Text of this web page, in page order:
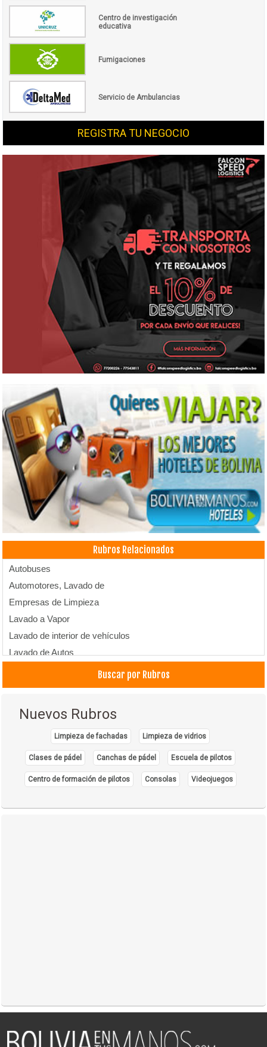
Centro de investigación
educativa
Fumigaciones
Servicio de Ambulancias
REGISTRA TU NEGOCIO
Rubros Relacionados
Autobuses
Automotores, Lavado de
Empresas de Limpieza
Lavado a Vapor
Lavado de interior de vehículos
Lavado de Autos
Pintura para AutomotoresBuscar por Rubros
Nuevos Rubros
Limpieza de fachadas Limpieza de vidrios
Clases de pádel Canchas de pádel Escuela de pilotos
Centro de formación de pilotos Consolas Videojuegos